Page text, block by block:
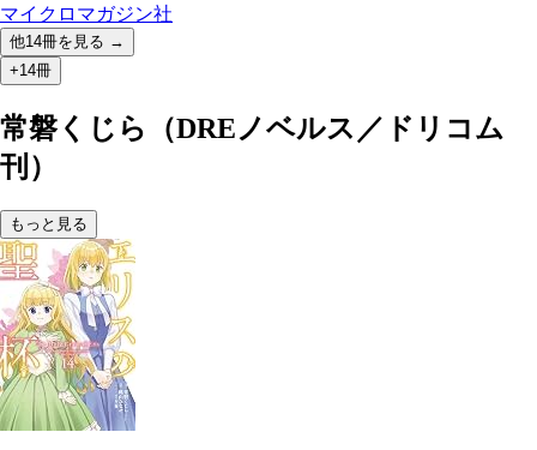
マイクロマガジン社
他14冊を見る →
+14冊
常磐くじら（DREノベルス／ドリコム
刊）
もっと見る